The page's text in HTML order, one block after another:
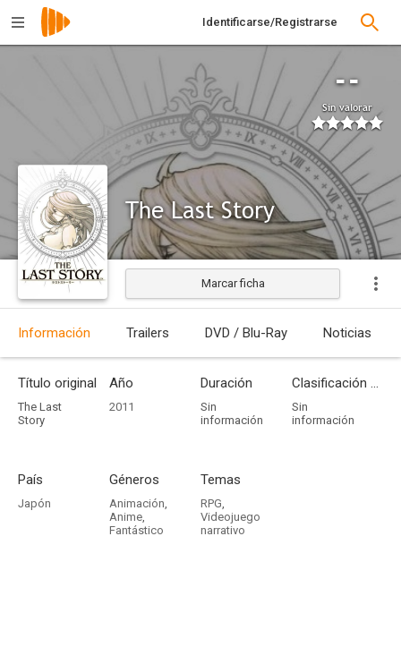
Identificarse/Registrarse
--
Sin valorar
The Last Story
Marcar ficha
Información Trailers DVD / Blu-Ray Noticias
Título original
The Last
Story
Año
2011
Duración
Sin
información
Clasificación por edades
Sin
información
País
Japón
Géneros
Animación,
Anime,
Fantástico
Temas
RPG,
Videojuego
narrativo